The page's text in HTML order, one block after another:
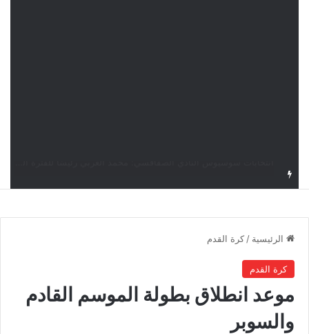
الرئيسية / كرة القدم
كرة القدم
موعد انطلاق بطولة الموسم القادم
والسوبر